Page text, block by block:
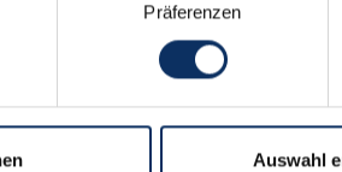
Präferenzen
Auswahl